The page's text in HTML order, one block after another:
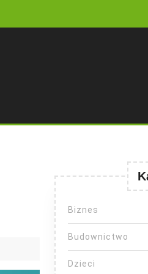
Biznes
Budownictwo
Dzieci